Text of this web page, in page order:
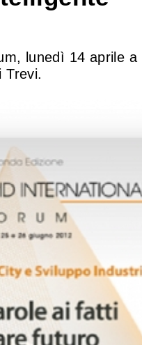
lunedì 14 aprile a
Trevi.